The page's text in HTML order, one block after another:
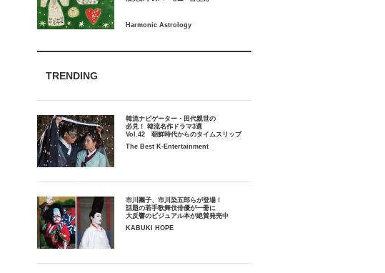
TRENDING
韓流ナビゲーター・田代親世の
必見！ 韓流名作ドラマ3選
Vol.42 朝鮮時代からのタイムスリップ
The Best K-Entertainment
市川團子、市川染五郎らが登場！
話題の若手歌舞伎俳優が一冊に
大反響のビジュアル本が絶賛発売中
KABUKI HOPE